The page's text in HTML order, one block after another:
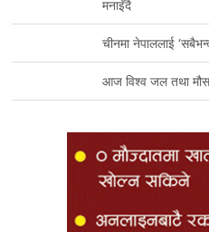
मनाइँदै
चीनमा नेपाललाई
आज विश्व जल तथा